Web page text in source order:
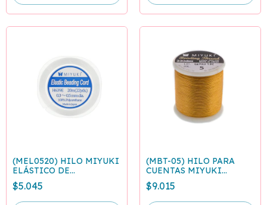
(MEL0520) HILO MIYUKI
ELÁSTICO DE
POLIURETANO 0.3 A 0.5
MM - 20 M
$5.045
(MBT-05) HILO PARA
CUENTAS MIYUKI
DORADO ROLLO 50
METROS
$9.015